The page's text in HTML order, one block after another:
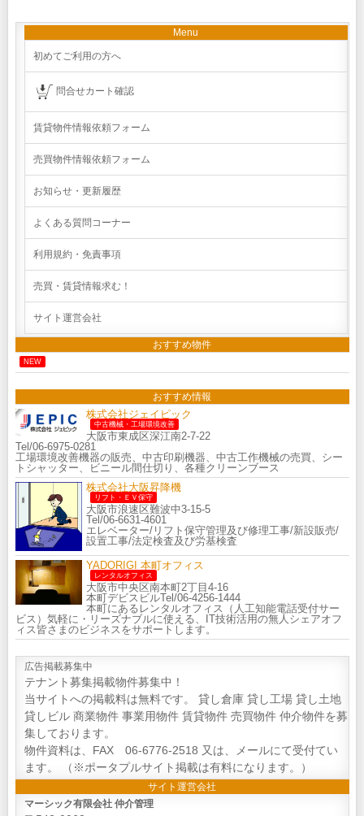
Menu
初めてご利用の方へ
問合せカート確認
賃貸物件情報依頼フォーム
売買物件情報依頼フォーム
お知らせ・更新履歴
よくある質問コーナー
利用規約・免責事項
売買・賃貸情報求む！
サイト運営会社
おすすめ物件
NEW
おすすめ情報
株式会社ジェイピック
中古機械・工場環境改善
大阪市東成区深江南2-7-22
Tel/06-6975-0281
工場環境改善機器の販売、中古印刷機器、中古工作機械の売買、シー
トシャッター、ビニール間仕切り、各種クリーンブース
株式会社大阪昇降機
リフト・ＥＶ保守
大阪市浪速区難波中3-15-5
Tel/06-6631-4601
エレベーター/リフト保守管理及び修理工事/新設販売/
設置工事/法定検査及び労基検査
YADORIGI 本町オフィス
レンタルオフィス
大阪市中央区南本町2丁目4-16
本町デビスビルTel/06-4256-1444
本町にあるレンタルオフィス（人工知能電話受付サー
ビス）気軽に・リーズナブルに使える、IT技術活用の無人シェアオフ
ィス皆さまのビジネスをサポートします。
広告掲載募集中
テナント募集掲載物件募集中！
当サイトへの掲載料は無料です。 貸し倉庫 貸し工場 貸し土地
貸しビル 商業物件 事業用物件 賃貸物件 売買物件 仲介物件を募
集しております。
物件資料は、FAX 06-6776-2518 又は、メールにて受付てい
ます。 （※ポータプルサイト掲載は有料になります。）
サイト運営会社
マーシック有限会社 仲介管理